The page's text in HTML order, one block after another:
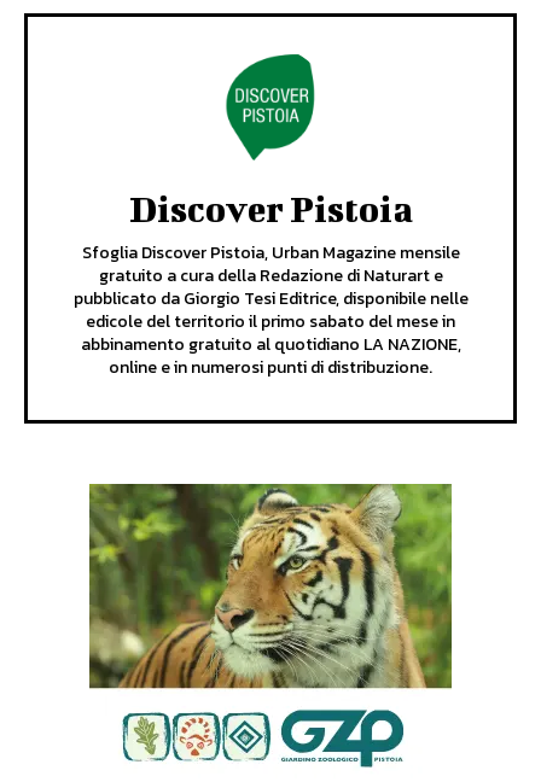
Discover Pistoia
Sfoglia Discover Pistoia, Urban Magazine mensile
gratuito a cura della Redazione di Naturart e
pubblicato da Giorgio Tesi Editrice, disponibile nelle
edicole del territorio il primo sabato del mese in
abbinamento gratuito al quotidiano LA NAZIONE,
online e in numerosi punti di distribuzione.